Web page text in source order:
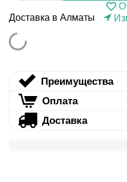
Доставка в Алматы
Преимущества
Оплата
Доставка